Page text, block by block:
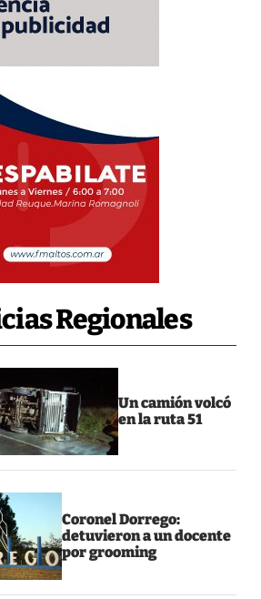
Regionales
Un camión volcó
en la ruta 51
Coronel Dorrego:
detuvieron a un docente
por grooming